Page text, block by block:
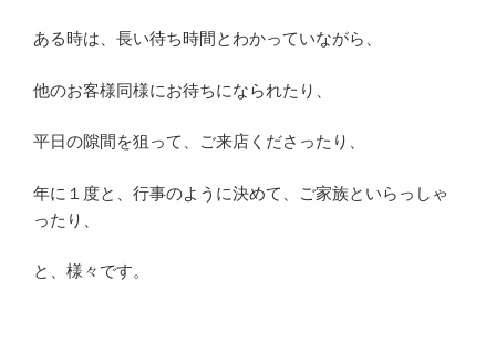
ある時は、長い待ち時間とわかっていながら、
他のお客様同様にお待ちになられたり、
平日の隙間を狙って、ご来店くださったり、
年に１度と、行事のように決めて、ご家族といらっしゃ
ったり、
と、様々です。